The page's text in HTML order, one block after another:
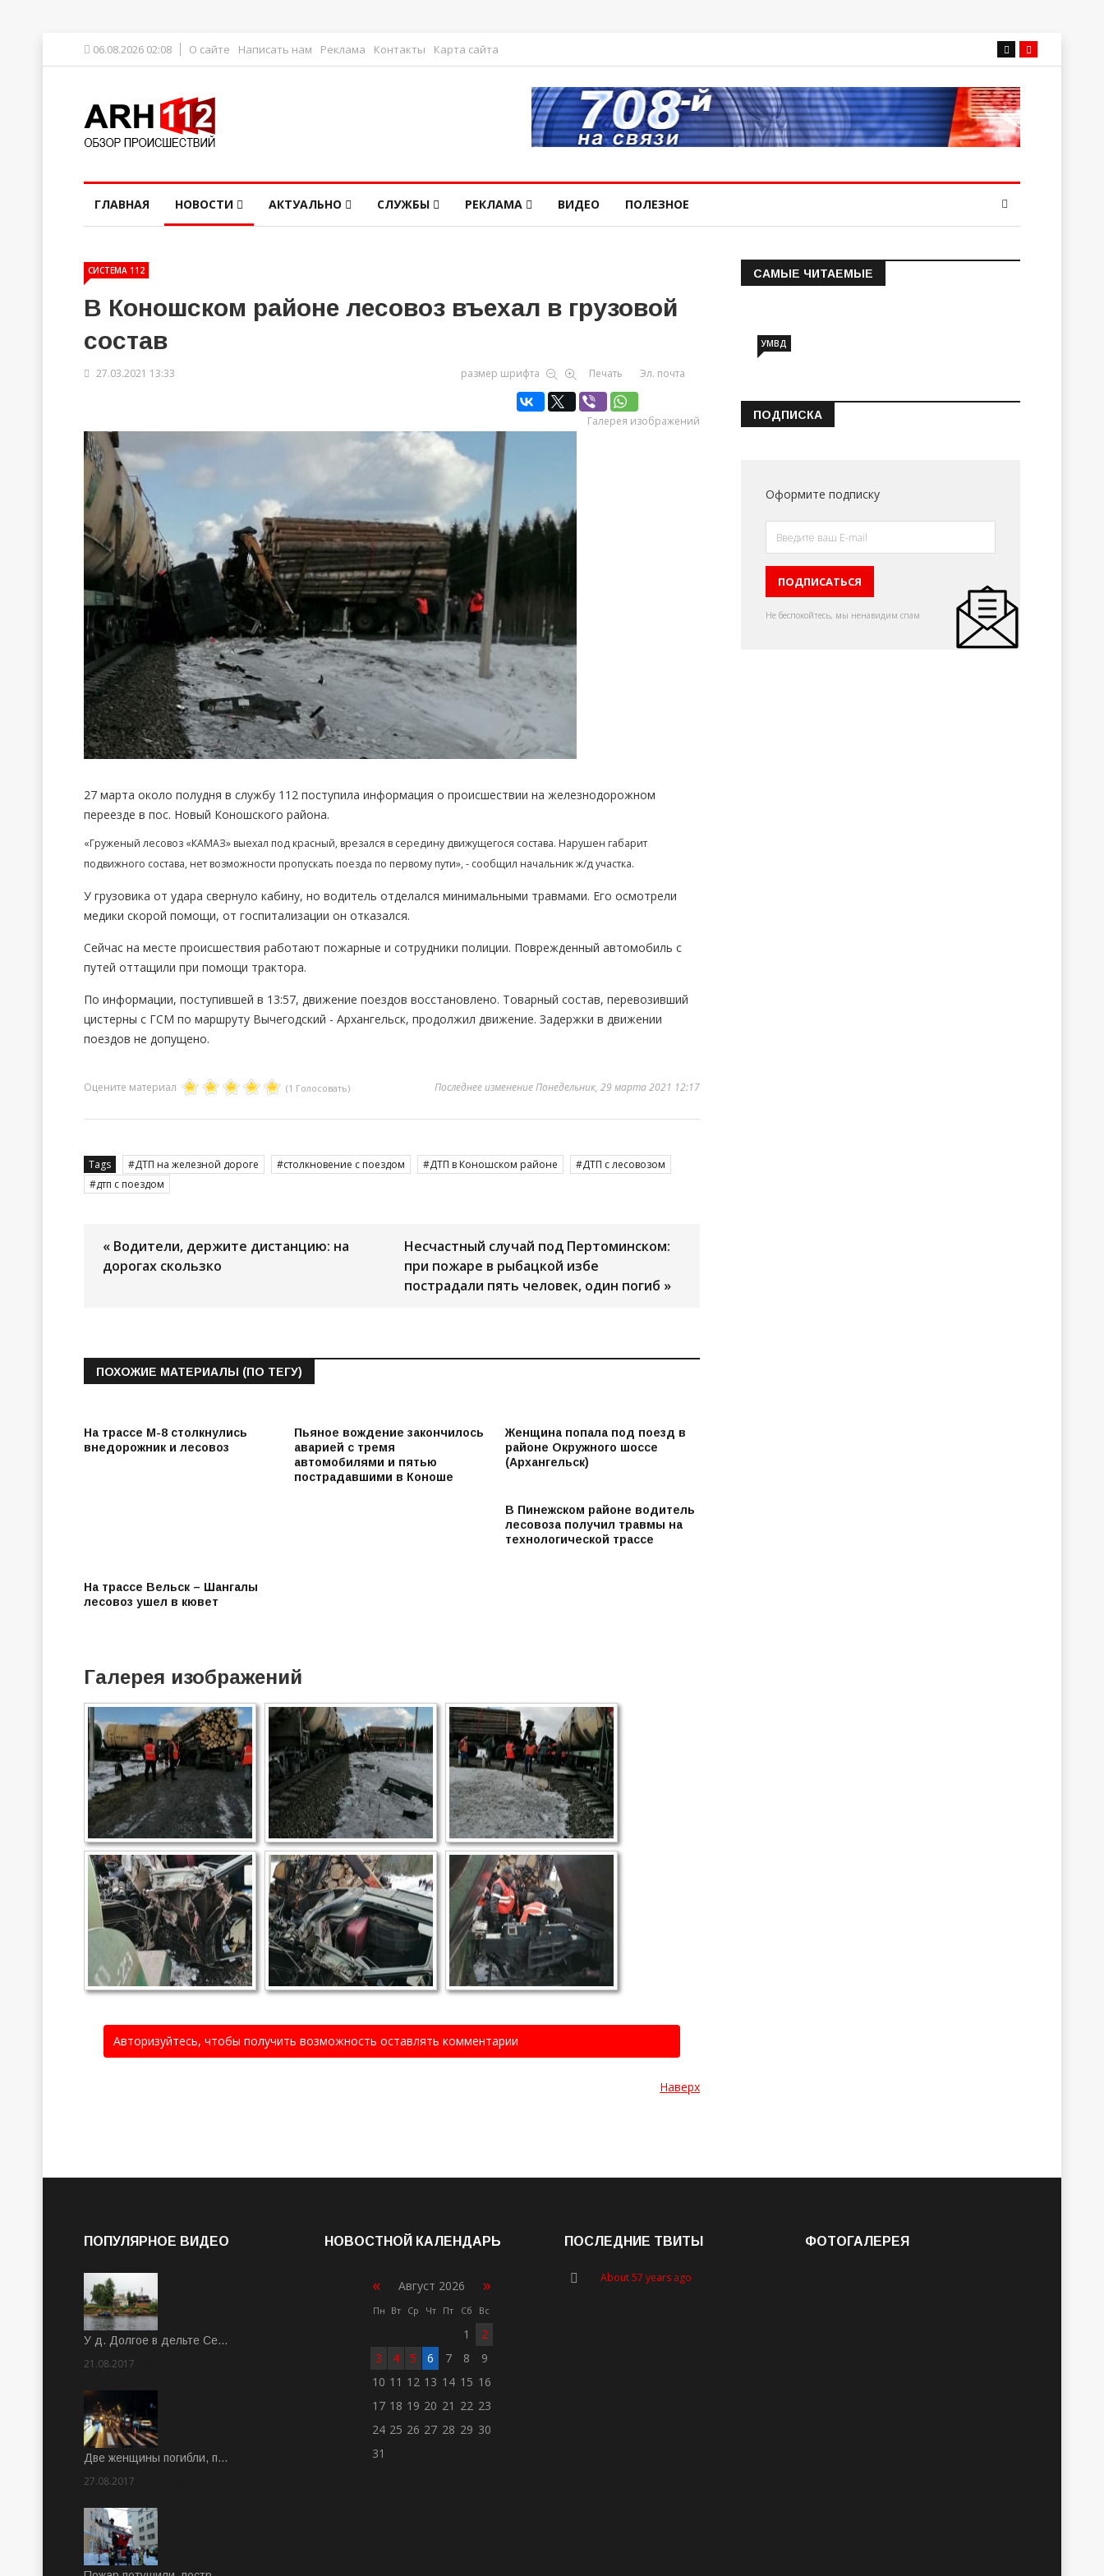
06.08.2026 02:08 О сайте Написать нам Реклама Контакты Карта сайта
ГЛАВНАЯ НОВОСТИ АКТУАЛЬНО СЛУЖБЫ РЕКЛАМА ВИДЕО ПОЛЕЗНОЕ
СИСТЕМА 112
В Коношском районе лесовоз въехал в грузовой
состав
27.03.2021 13:33 размер шрифта Печать Эл. почта
Галерея изображений
27 марта около полудня в службу 112 поступила информация о происшествии на железнодорожном
переезде в пос. Новый Коношского района.
«Груженый лесовоз «КАМАЗ» выехал под красный, врезался в середину движущегося состава. Нарушен габарит
подвижного состава, нет возможности пропускать поезда по первому пути», - сообщил начальник ж/д участка.
У грузовика от удара свернуло кабину, но водитель отделался минимальными травмами. Его осмотрели
медики скорой помощи, от госпитализации он отказался.
Сейчас на месте происшествия работают пожарные и сотрудники полиции. Поврежденный автомобиль с
путей оттащили при помощи трактора.
По информации, поступившей в 13:57, движение поездов восстановлено. Товарный состав, перевозивший
цистерны с ГСМ по маршруту Вычегодский - Архангельск, продолжил движение. Задержки в движении
поездов не допущено.
Оцените материал (1 Голосовать) Последнее изменение Понедельник, 29 марта 2021 12:17
Tags ДТП на железной дороге столкновение с поездом ДТП в Коношском районе
ДТП с лесовозом
дтп с поездом
« Водители, держите дистанцию: на
дорогах скользко
Несчастный случай под Пертоминском:
при пожаре в рыбацкой избе
пострадали пять человек, один погиб »
ПОХОЖИЕ МАТЕРИАЛЫ (ПО ТЕГУ)
На трассе М-8 столкнулись
внедорожник и лесовоз
Пьяное вождение закончилось
аварией с тремя
автомобилями и пятью
пострадавшими в Коноше
Женщина попала под поезд в
районе Окружного шоссе
(Архангельск)
В Пинежском районе водитель
лесовоза получил травмы на
технологической трассе
На трассе Вельск – Шангалы
лесовоз ушел в кювет
Галерея изображений
Авторизуйтесь, чтобы получить возможность оставлять комментарии
Наверх
САМЫЕ ЧИТАЕМЫЕ
Информация о состоянии
УМВД
ПОДПИСКА
Оформите подписку
Не беспокойтесь, мы ненавидим спам
ПОПУЛЯРНОЕ ВИДЕО
У д. Долгое в дельте Се…
21.08.2017
Две женщины погибли, п…
27.08.2017
НОВОСТНОЙ КАЛЕНДАРЬ
« Август 2026 »
Пн Вт Ср Чт Пт Сб Вс
1
2
3
4 5 6 7 8
9
10 11 12 13 14 15 16
17 18 19 20 21 22 23
24 25 26 27 28 29 30
31
ПОСЛЕДНИЕ ТВИТЫ
About 57 years ago
ФОТОГАЛЕРЕЯ